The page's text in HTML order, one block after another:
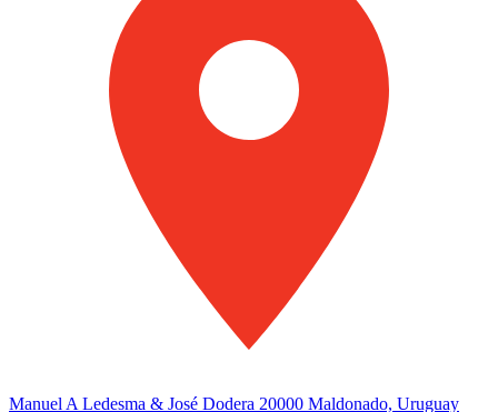
Manuel A Ledesma & José Dodera 20000 Maldonado, Uruguay